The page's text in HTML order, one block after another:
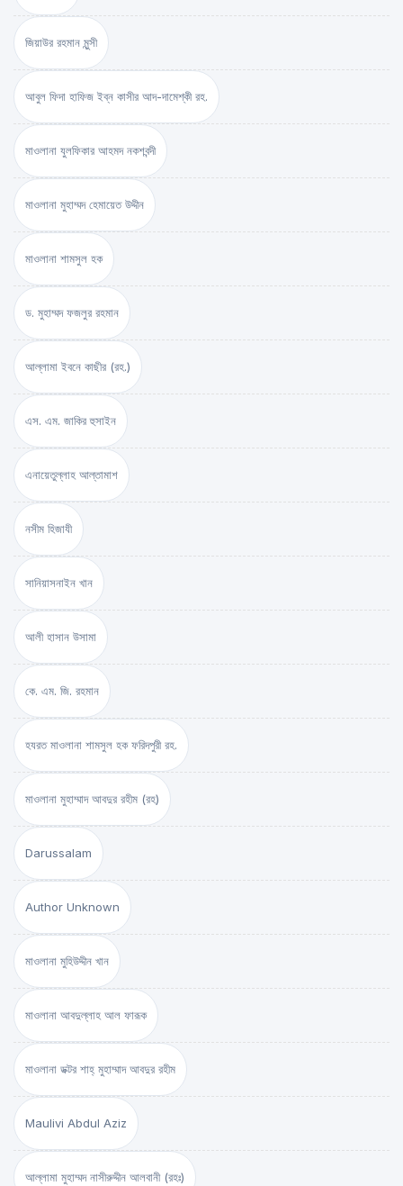
জিয়াউর রহমান মুন্সী
আবুল ফিদা হাফিজ ইব্‌ন কাসীর আদ-দামেশ্‌কী রহ.
মাওলানা যুলফিকার আহমদ নকশবন্দী
মাওলানা মুহাম্মদ হেমায়েত উদ্দীন
মাওলানা শামসুল হক
ড. মুহাম্মদ ফজলুর রহমান
আল্লামা ইবনে কাছীর (রহ.)
এস. এম. জাকির হুসাইন
এনায়েতুল্লাহ আল্‌তামাশ
নসীম হিজাযী
সানিয়াসনাইন খান
আলী হাসান উসামা
কে. এম. জি. রহমান
হযরত মাওলানা শামসুল হক ফরিদপুরী রহ.
মাওলানা মুহাম্মাদ আবদুর রহীম (রহ)
Darussalam
Author Unknown
মাওলানা মুহিউদ্দীন খান
মাওলানা আবদুল্লাহ আল ফারূক
মাওলানা ডক্টর শাহ্‌ মুহাম্মাদ আবদুর রহীম
Maulivi Abdul Aziz
আল্লামা মুহাম্মদ নাসীরুদ্দীন আলবানী (রহঃ)